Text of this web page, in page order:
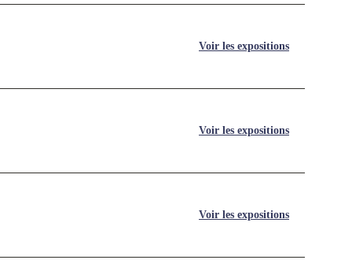
Voir les expositions
Voir les expositions
Voir les expositions